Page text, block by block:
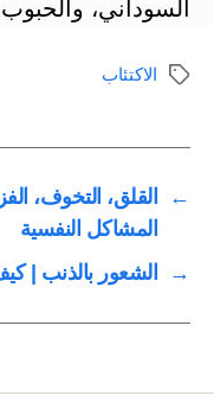
السوداني،
الوسومالاكتئاب
←
القلق، التخوف،
المشاكل النفسية
→
الشعور بالذنب |